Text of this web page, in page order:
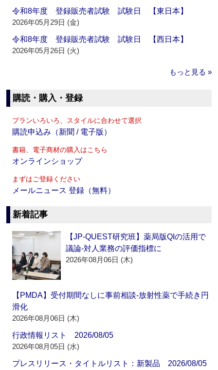
令和8年度 登録販売者試験 試験日 【東日本】
2026年05月29日 (金)
令和8年度 登録販売者試験 試験日 【西日本】
2026年05月26日 (火)
もっと見る »
購読・購入・登録
プランいろいろ、スタイルに合わせて選択
購読申込み（新聞 / 電子版）
書籍、電子商材の購入はこちら
オンラインショップ
まずはご登録ください
メールニュース 登録（無料）
新着記事
【JP-QUEST研究班】薬局版QIの活用で
議論‐対人業務の評価指標に
2026年08月06日 (木)
【PMDA】受付期間なしに事前相談‐放射性薬で手続き円
滑化
2026年08月06日 (木)
行政情報リスト 2026/08/05
2026年08月05日 (水)
プレスリリース・タイトルリスト：新製品 2026/08/05